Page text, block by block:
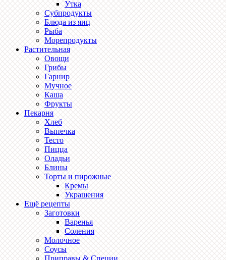
Утка
Субпродукты
Блюда из яиц
Рыба
Морепродукты
Растительная
Овощи
Грибы
Гарнир
Мучное
Каша
Фрукты
Пекарня
Хлеб
Выпечка
Тесто
Пицца
Оладьи
Блины
Торты и пирожные
Кремы
Украшения
Ещё рецепты
Заготовки
Варенья
Соления
Молочное
Соусы
Приправы & Специи